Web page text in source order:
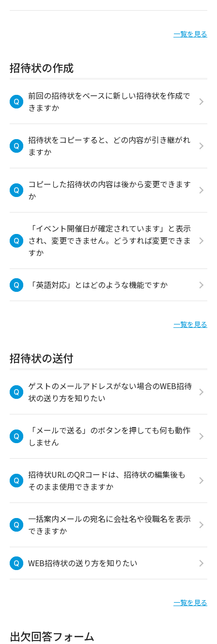
一覧を見る
招待状の作成
前回の招待状をベースに新しい招待状を作成で
きますか
招待状をコピーすると、どの内容が引き継がれ
ますか
コピーした招待状の内容は後から変更できます
か
「イベント開催日が確定されています」と表示
され、変更できません。どうすれば変更できま
すか
「英語対応」とはどのような機能ですか
一覧を見る
招待状の送付
ゲストのメールアドレスがない場合のWEB招待
状の送り方を知りたい
「メールで送る」のボタンを押しても何も動作
しません
招待状URLのQRコードは、招待状の編集後も
そのまま使用できますか
一括案内メールの宛名に会社名や役職名を表示
できますか
WEB招待状の送り方を知りたい
一覧を見る
出欠回答フォーム